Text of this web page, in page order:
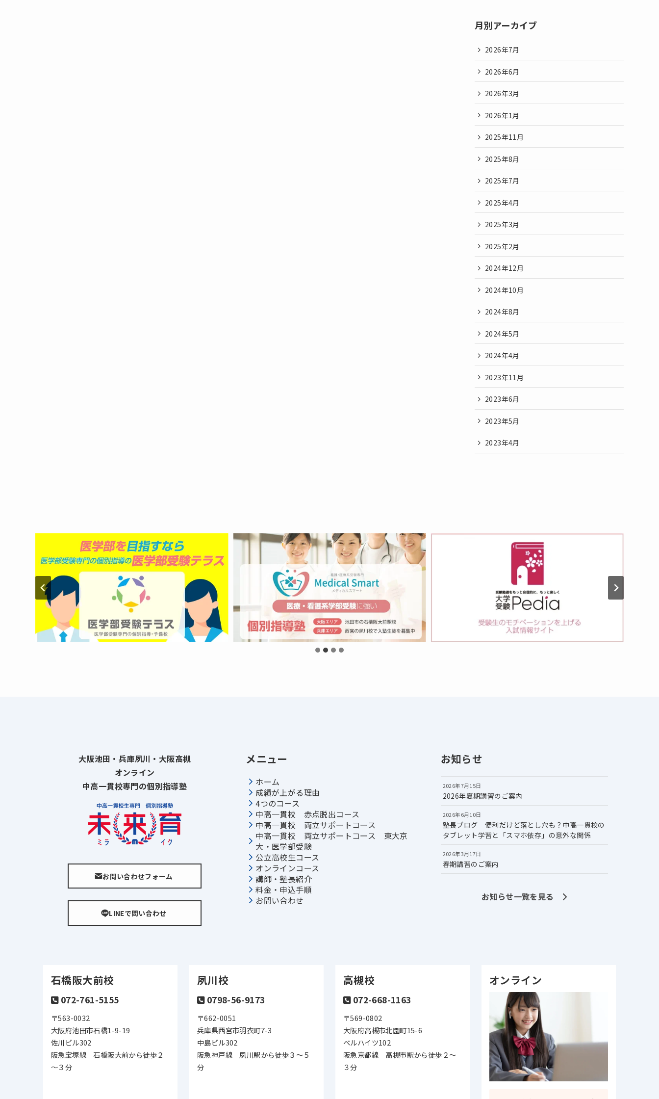
月別アーカイブ
2026年7月
2026年6月
2026年3月
2026年1月
2025年11月
2025年8月
2025年7月
2025年4月
2025年3月
2025年2月
2024年12月
2024年10月
2024年8月
2024年5月
2024年4月
2023年11月
2023年6月
2023年5月
2023年4月
大阪池田・兵庫夙川・大阪高槻
オンライン
中高一貫校専門の個別指導塾
お問い合わせフォーム
LINEで問い合わせ
メニュー
ホーム
成績が上がる理由
4つのコース
中高一貫校 赤点脱出コース
中高一貫校 両立サポートコース
中高一貫校 両立サポートコース 東大京
大・医学部受験
公立高校生コース
オンラインコース
講師・塾長紹介
料金・申込手順
お問い合わせ
お知らせ
2026年7月15日
2026年夏期講習のご案内
2026年6月10日
塾長ブログ 便利だけど落とし穴も？中高一貫校の
タブレット学習と「スマホ依存」の意外な関係
2026年3月17日
春期講習のご案内
お知らせ一覧を見る
石橋阪大前校
072-761-5155
〒563-0032
大阪府池田市石橋1-9-19
佐川ビル302
阪急宝塚線 石橋阪大前から徒歩２
～３分
夙川校
0798-56-9173
〒662-0051
兵庫県西宮市羽衣町7-3
中島ビル302
阪急神戸線 夙川駅から徒歩３～５
分
高槻校
072-668-1163
〒569-0802
大阪府高槻市北園町15-6
ベルハイツ102
阪急京都線 高槻市駅から徒歩２～
３分
オンライン